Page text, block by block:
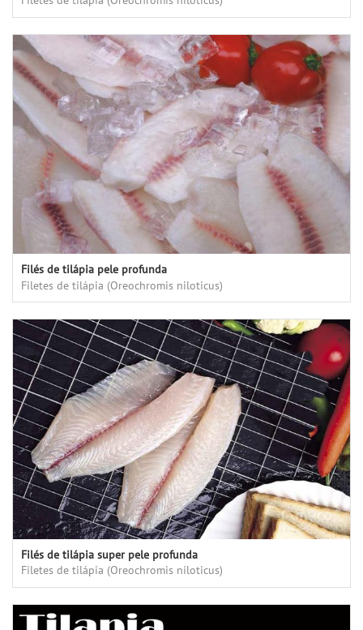
Filés de tilápia pele profunda
Filetes de tilápia (Oreochromis niloticus)
Filés de tilápia super pele profunda
Filetes de tilápia (Oreochromis niloticus)